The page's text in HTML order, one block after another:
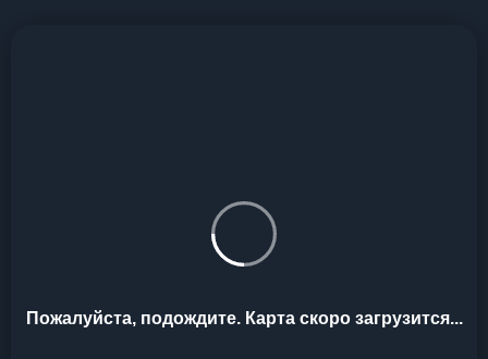
Пожалуйста, подождите. Карта скоро загрузится...